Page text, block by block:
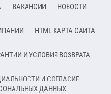
ВАКАНСИИ НОВОСТИ
HTML КАРТА САЙТА
И УСЛОВИЯ ВОЗВРАТА
И СОГЛАСИЕ
ДАННЫХ